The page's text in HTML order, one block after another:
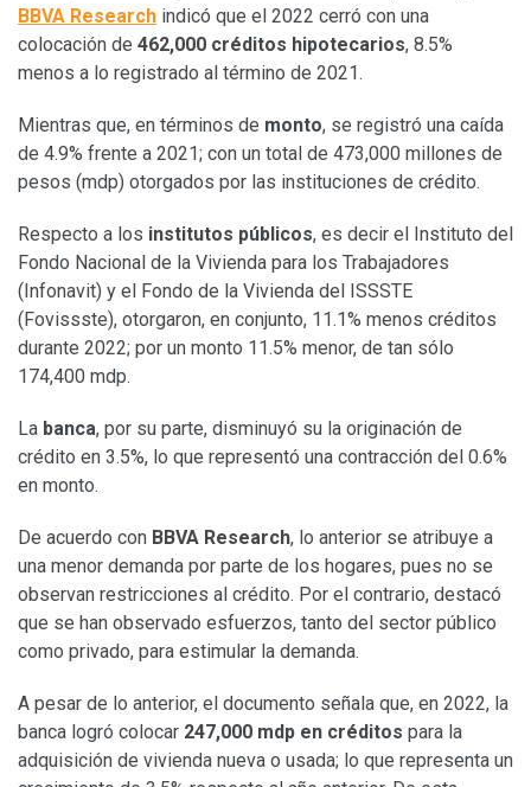
BBVA Research indicó que el 2022 cerró con una
colocación de 462,000 créditos hipotecarios, 8.5%
menos a lo registrado al término de 2021.
Mientras que, en términos de monto, se registró una caída
de 4.9% frente a 2021; con un total de 473,000 millones de
pesos (mdp) otorgados por las instituciones de crédito.
Respecto a los institutos públicos, es decir el Instituto del
Fondo Nacional de la Vivienda para los Trabajadores
(Infonavit) y el Fondo de la Vivienda del ISSSTE
(Fovissste), otorgaron, en conjunto, 11.1% menos créditos
durante 2022; por un monto 11.5% menor, de tan sólo
174,400 mdp.
La banca, por su parte, disminuyó su la originación de
crédito en 3.5%, lo que representó una contracción del 0.6%
en monto.
De acuerdo con BBVA Research, lo anterior se atribuye a
una menor demanda por parte de los hogares, pues no se
observan restricciones al crédito. Por el contrario, destacó
que se han observado esfuerzos, tanto del sector público
como privado, para estimular la demanda.
A pesar de lo anterior, el documento señala que, en 2022, la
banca logró colocar 247,000 mdp en créditos para la
adquisición de vivienda nueva o usada; lo que representa un